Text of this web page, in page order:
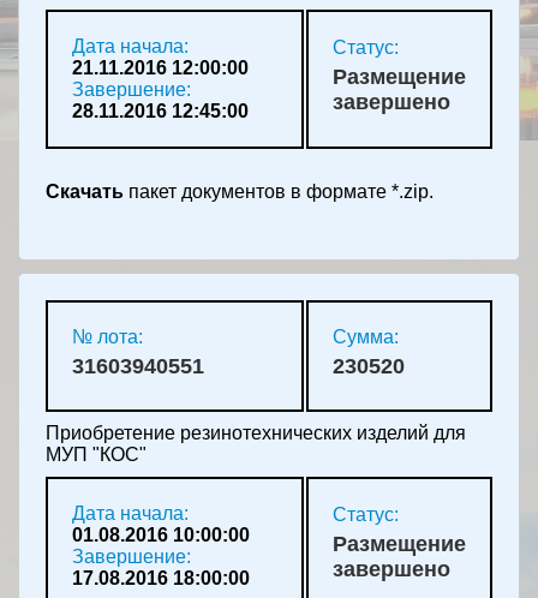
Дата начала:
21.11.2016 12:00:00
Завершение:
28.11.2016 12:45:00
Статус:
Размещение
завершено
Скачать пакет документов в формате *.zip.
№ лота:
31603940551
Сумма:
230520
Приобретение резинотехнических изделий для
МУП "КОС"
Дата начала:
01.08.2016 10:00:00
Завершение:
17.08.2016 18:00:00
Статус:
Размещение
завершено